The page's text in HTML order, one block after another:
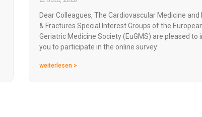
Dear Colleagues, The Cardiovascular Medicine and
& Fractures Special Interest Groups of the
Geriatric Medicine Society (EuGMS) are pleased to
you to participate in the online survey:
weiterlesen >